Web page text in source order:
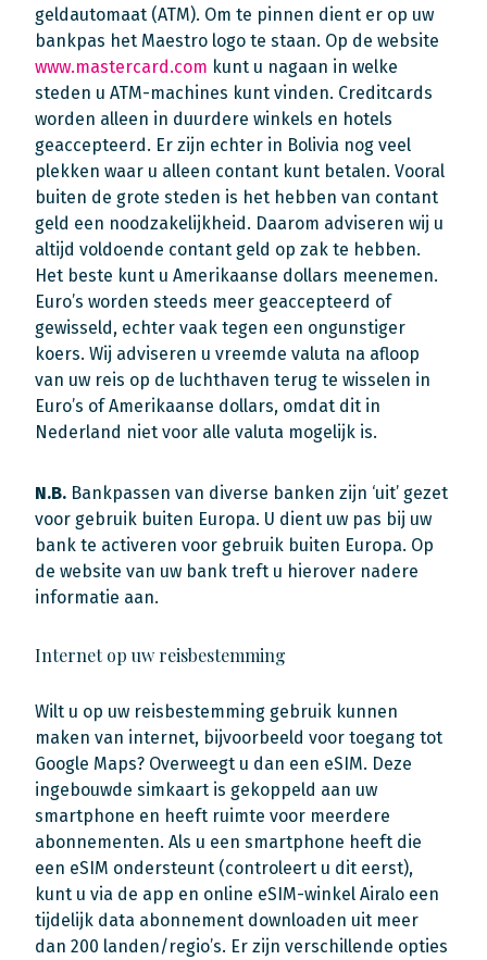
geldautomaat (ATM). Om te pinnen dient er op uw
bankpas het Maestro logo te staan. Op de website
www.mastercard.com kunt u nagaan in welke
steden u ATM-machines kunt vinden. Creditcards
worden alleen in duurdere winkels en hotels
geaccepteerd. Er zijn echter in Bolivia nog veel
plekken waar u alleen contant kunt betalen. Vooral
buiten de grote steden is het hebben van contant
geld een noodzakelijkheid. Daarom adviseren wij u
altijd voldoende contant geld op zak te hebben.
Het beste kunt u Amerikaanse dollars meenemen.
Euro’s worden steeds meer geaccepteerd of
gewisseld, echter vaak tegen een ongunstiger
koers. Wij adviseren u vreemde valuta na afloop
van uw reis op de luchthaven terug te wisselen in
Euro’s of Amerikaanse dollars, omdat dit in
Nederland niet voor alle valuta mogelijk is.
N.B. Bankpassen van diverse banken zijn ‘uit’ gezet
voor gebruik buiten Europa. U dient uw pas bij uw
bank te activeren voor gebruik buiten Europa. Op
de website van uw bank treft u hierover nadere
informatie aan.
Internet op uw reisbestemming
Wilt u op uw reisbestemming gebruik kunnen
maken van internet, bijvoorbeeld voor toegang tot
Google Maps? Overweegt u dan een eSIM. Deze
ingebouwde simkaart is gekoppeld aan uw
smartphone en heeft ruimte voor meerdere
abonnementen. Als u een smartphone heeft die
een eSIM ondersteunt (controleert u dit eerst),
kunt u via de app en online eSIM-winkel Airalo een
tijdelijk data abonnement downloaden uit meer
dan 200 landen/regio’s. Er zijn verschillende opties